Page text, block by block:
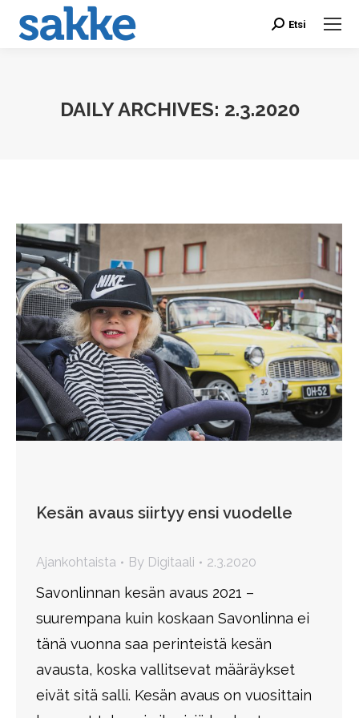
Search:
Etsi
DAILY ARCHIVES: 2.3.2020
Kesän avaus siirtyy ensi vuodelle
Ajankohtaista By Digitaali 2.3.2020
Savonlinnan kesän avaus 2021 –
suurempana kuin koskaan Savonlinna ei
tänä vuonna saa perinteistä kesän
avausta, koska vallitsevat määräykset
eivät sitä salli. Kesän avaus on vuosittain